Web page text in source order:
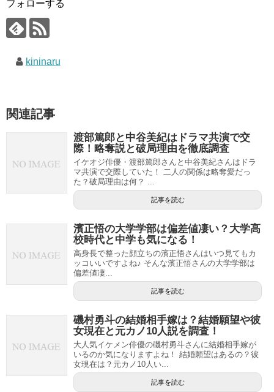
フォローする
kininaru
関連記事
渡部篤郎と中谷美紀はドラマ共演で交
際！略奪説と破局理由を徹底調査
イケオジ俳優・渡部篤郎さんと中谷美紀さんはドラ
マ共演で交際していた！ 二人の関係は略奪愛だっ
た？破局理由は何？ ...
記事を読む
濱正悟の大学学部は偏差値凄い？大学高
校時代と中学も気になる！
高身長で整った顔立ちの濱正悟さんはいつ見てもカ
ッコいいですよね♪ そんな濱正悟さんの大学学部は
偏差値凄...
記事を読む
磯村勇斗の結婚相手嫁は？結婚願望や彼
女現在と元カノ10人説を調査！
大人気イケメン俳優の磯村勇斗さんに結婚相手嫁が
いるのか気になりますよね！ 結婚願望はあるの？彼
女現在は？元カノ10人い...
記事を読む